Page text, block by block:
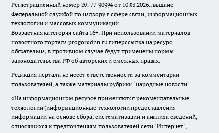
Регистрационный номер ЭЛ 77-90994 от 10.03.2026., выдано
Федеральной службой по надзору в сфере связи, информационных
технологий и массовых коммуникаций.
Возрастная категория сайта 16+. При использовании материалов
новостного портала progorodnn.ru гиперссылка на ресурс
обязательна, в противном случае будут применены нормы
законодательства РФ об авторских и смежных правах.
Редакция портала не несет ответственности за комментарии
пользователей, а также материалы рубрики "народные новости".
«На информационном ресурсе применяются рекомендательные
технологии (информационные технологии предоставления
информации на основе сбора, систематизации и анализа сведений,
относящихся к предпочтениям пользователей сети "Интернет",